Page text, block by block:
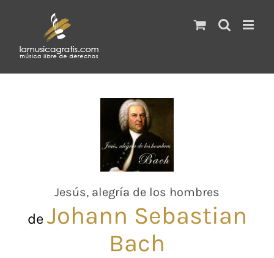
Jesús, alegría de los hombres
de Johann Sebastian
Bach